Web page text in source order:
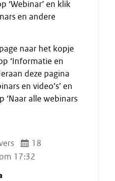
‘Webinar’ en klik
en andere
naar het kopje
‘Informatie en
deze pagina
en video’s’ en
‘Naar alle webinars
18
17:32